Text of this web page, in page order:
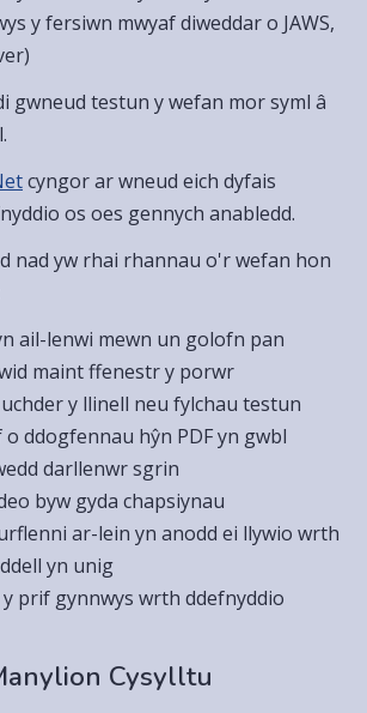
y fersiwn mwyaf diweddar o JAWS,
gwneud testun y wefan mor syml â
cyngor ar wneud eich dyfais
os oes gennych anabledd.
nad yw rhai rhannau o'r wefan hon
ail-lenwi mewn un golofn pan
maint ffenestr y porwr
y llinell neu fylchau testun
o ddogfennau hŷn PDF yn gwbl
darllenwr sgrin
byw gyda chapsiynau
ar-lein yn anodd ei llywio wrth
yn unig
prif gynnwys wrth ddefnyddio
Cysylltu